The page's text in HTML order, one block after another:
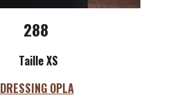
288
Taille XS
DRESSING OPLA